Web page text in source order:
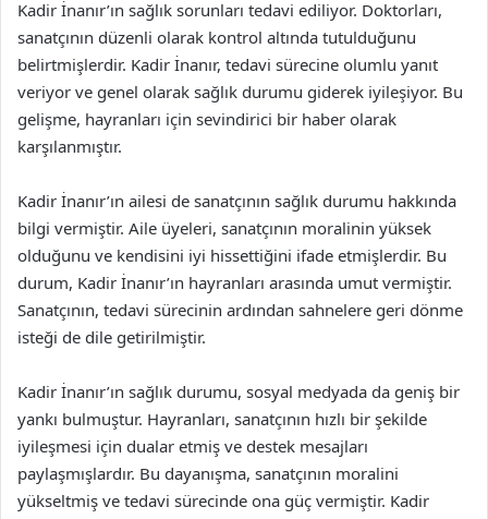
Kadir İnanır’ın sağlık sorunları tedavi ediliyor. Doktorları,
sanatçının düzenli olarak kontrol altında tutulduğunu
belirtmişlerdir. Kadir İnanır, tedavi sürecine olumlu yanıt
veriyor ve genel olarak sağlık durumu giderek iyileşiyor. Bu
gelişme, hayranları için sevindirici bir haber olarak
karşılanmıştır.
Kadir İnanır’ın ailesi de sanatçının sağlık durumu hakkında
bilgi vermiştir. Aile üyeleri, sanatçının moralinin yüksek
olduğunu ve kendisini iyi hissettiğini ifade etmişlerdir. Bu
durum, Kadir İnanır’ın hayranları arasında umut vermiştir.
Sanatçının, tedavi sürecinin ardından sahnelere geri dönme
isteği de dile getirilmiştir.
Kadir İnanır’ın sağlık durumu, sosyal medyada da geniş bir
yankı bulmuştur. Hayranları, sanatçının hızlı bir şekilde
iyileşmesi için dualar etmiş ve destek mesajları
paylaşmışlardır. Bu dayanışma, sanatçının moralini
yükseltmiş ve tedavi sürecinde ona güç vermiştir. Kadir